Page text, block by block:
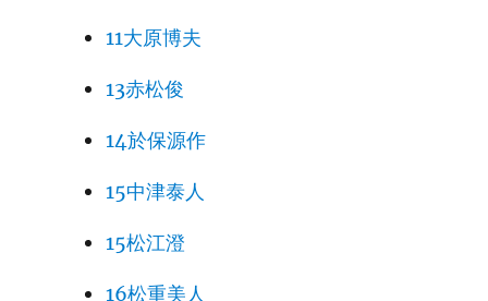
11大原博夫
13赤松俊
14於保源作
15中津泰人
15松江澄
16松重美人